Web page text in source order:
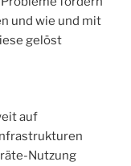
und wie und mit
gelöst
auf
Nutzung